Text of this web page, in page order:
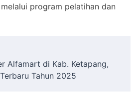
program pelatihan dan
Alfamart di Kab. Ketapang,
Tahun 2025